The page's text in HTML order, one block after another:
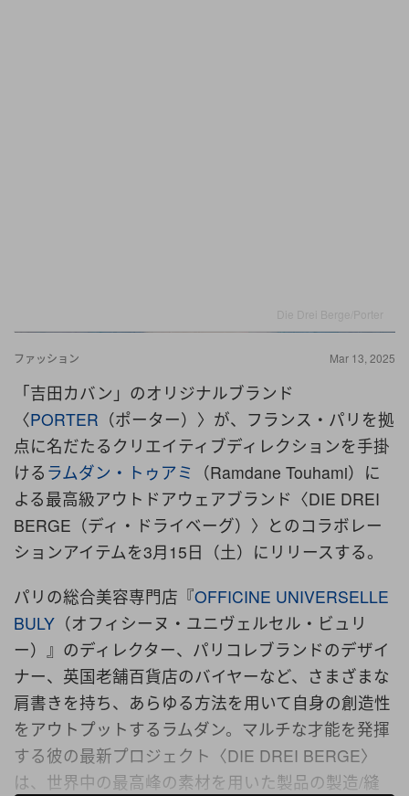
ファッション Mar 13, 2025
「吉田カバン」のオリジナルブランド
〈PORTER （ポーター）〉が、フランス・パリを拠
点に名だたるクリエイティブディレクションを手掛
ける ラムダン・トゥアミ
（Ramdane Touhami）に
よる最高級アウトドアウェアブランド〈DIE DREI
BERGE（ディ・ドライベーグ）〉とのコラボレー
ションアイテムを3月15日（土）にリリースする。
パリの総合美容専門店『OFFICINE UNIVERSELLE
BULY （オフィシーヌ・ユニヴェルセル・ビュリ
ー）』のディレクター、パリコレブランドのデザイ
ナー、英国老舗百貨店のバイヤーなど、さまざまな
肩書きを持ち、あらゆる方法を用いて自身の創造性
をアウトプットするラムダン。マルチな才能を発揮
する彼の最新プロジェクト〈DIE DREI BERGE〉
は、世界中の最高峰の素材を用いた製品の製造/縫